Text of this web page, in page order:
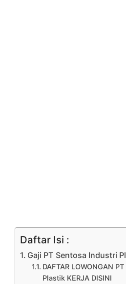
Daftar Isi :
Gaji PT Sentosa Industri
DAFTAR LOWONGAN
Plastik KERJA DISINI